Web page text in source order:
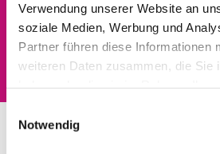
Verwendung unserer Website an
soziale Medien, Werbung und
Partner führen diese Informationen
weiteren Daten zusammen, die Sie
Notwendig
Dies könnte